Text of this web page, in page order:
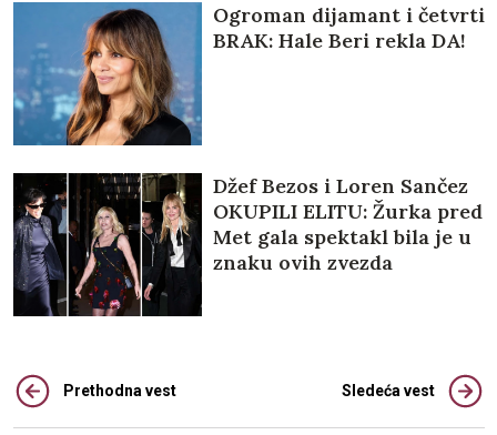
Ogroman dijamant i četvrti
BRAK: Hale Beri rekla DA!
Džef Bezos i Loren Sančez
OKUPILI ELITU: Žurka pred
Met gala spektakl bila je u
znaku ovih zvezda
Prethodna vest Sledeća vest